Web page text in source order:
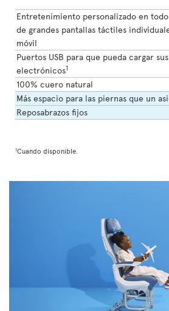
Entretenimiento personalizado en
de grandes pantallas táctiles
móvil
Puertos USB para que pueda cargar
electrónicos1
100% cuero natural
Más espacio para las piernas que un
Reposabrazos fijos
1Cuando disponible.